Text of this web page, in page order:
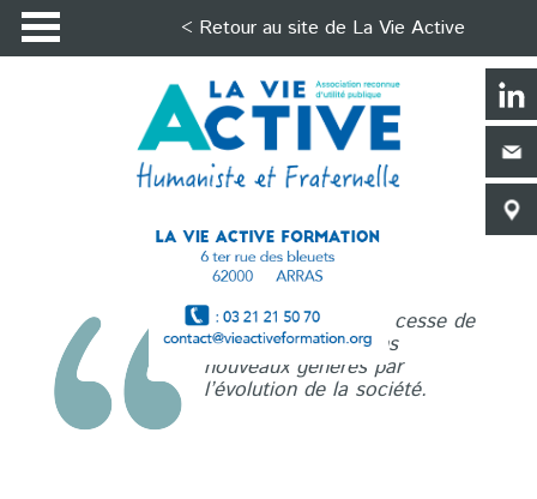
< Retour au site de La Vie Active
La Vie Active n’a de cesse de
répondre aux besoins
nouveaux générés par
l’évolution de la société.